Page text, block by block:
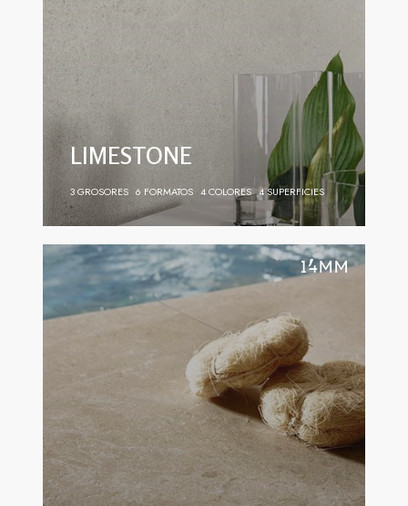
LIMESTONE
3 GROSORES 6 FORMATOS 4 COLORES 4 SUPERFICIES